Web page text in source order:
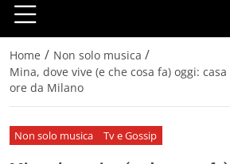
Home / Non solo musica /
Mina, dove vive (e che cosa fa) oggi:
ore da Milano
Non solo musica Tv e Gossip